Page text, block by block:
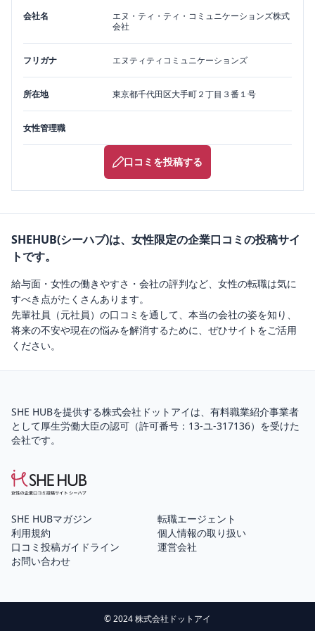
会社名
エヌ・ティ・ティ・コミュニケーションズ株式
会社
フリガナ エヌティティコミュニケーションズ
所在地 東京都千代田区大手町２丁目３番１号
女性管理職
口コミを投稿する
SHEHUB(シーハブ)は、女性限定の企業口コミの投稿サイ
トです。
給与面・女性の働きやすさ・会社の評判など、女性の転職は気に
すべき点がたくさんあります。
先輩社員（元社員）の口コミを通して、本当の会社の姿を知り、
将来の不安や現在の悩みを解消するために、ぜひサイトをご活用
ください。
SHE HUBを提供する株式会社ドットアイは、 有料職業紹介事業者
として厚生労働大臣の認可（許可番号：13-ユ-317136）を受けた
会社です。
SHE HUBマガジン
転職エージェント
利用規約
個人情報の取り扱い
口コミ投稿ガイドライン
運営会社
お問い合わせ
© 2024 株式会社ドットアイ